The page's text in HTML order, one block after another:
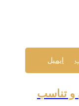
ایمیل
و تناسب